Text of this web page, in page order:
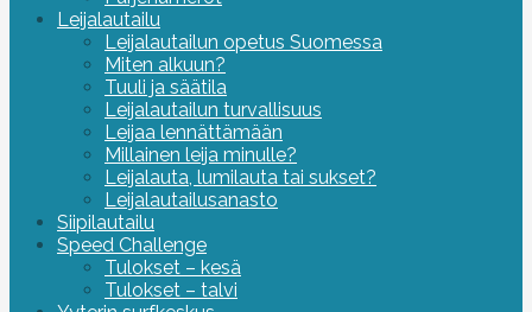
Leijalautailu
Leijalautailun opetus Suomessa
Miten alkuun?
Tuuli ja säätila
Leijalautailun turvallisuus
Leijaa lennättämään
Millainen leija minulle?
Leijalauta, lumilauta tai sukset?
Leijalautailusanasto
Siipilautailu
Speed Challenge
Tulokset – kesä
Tulokset – talvi